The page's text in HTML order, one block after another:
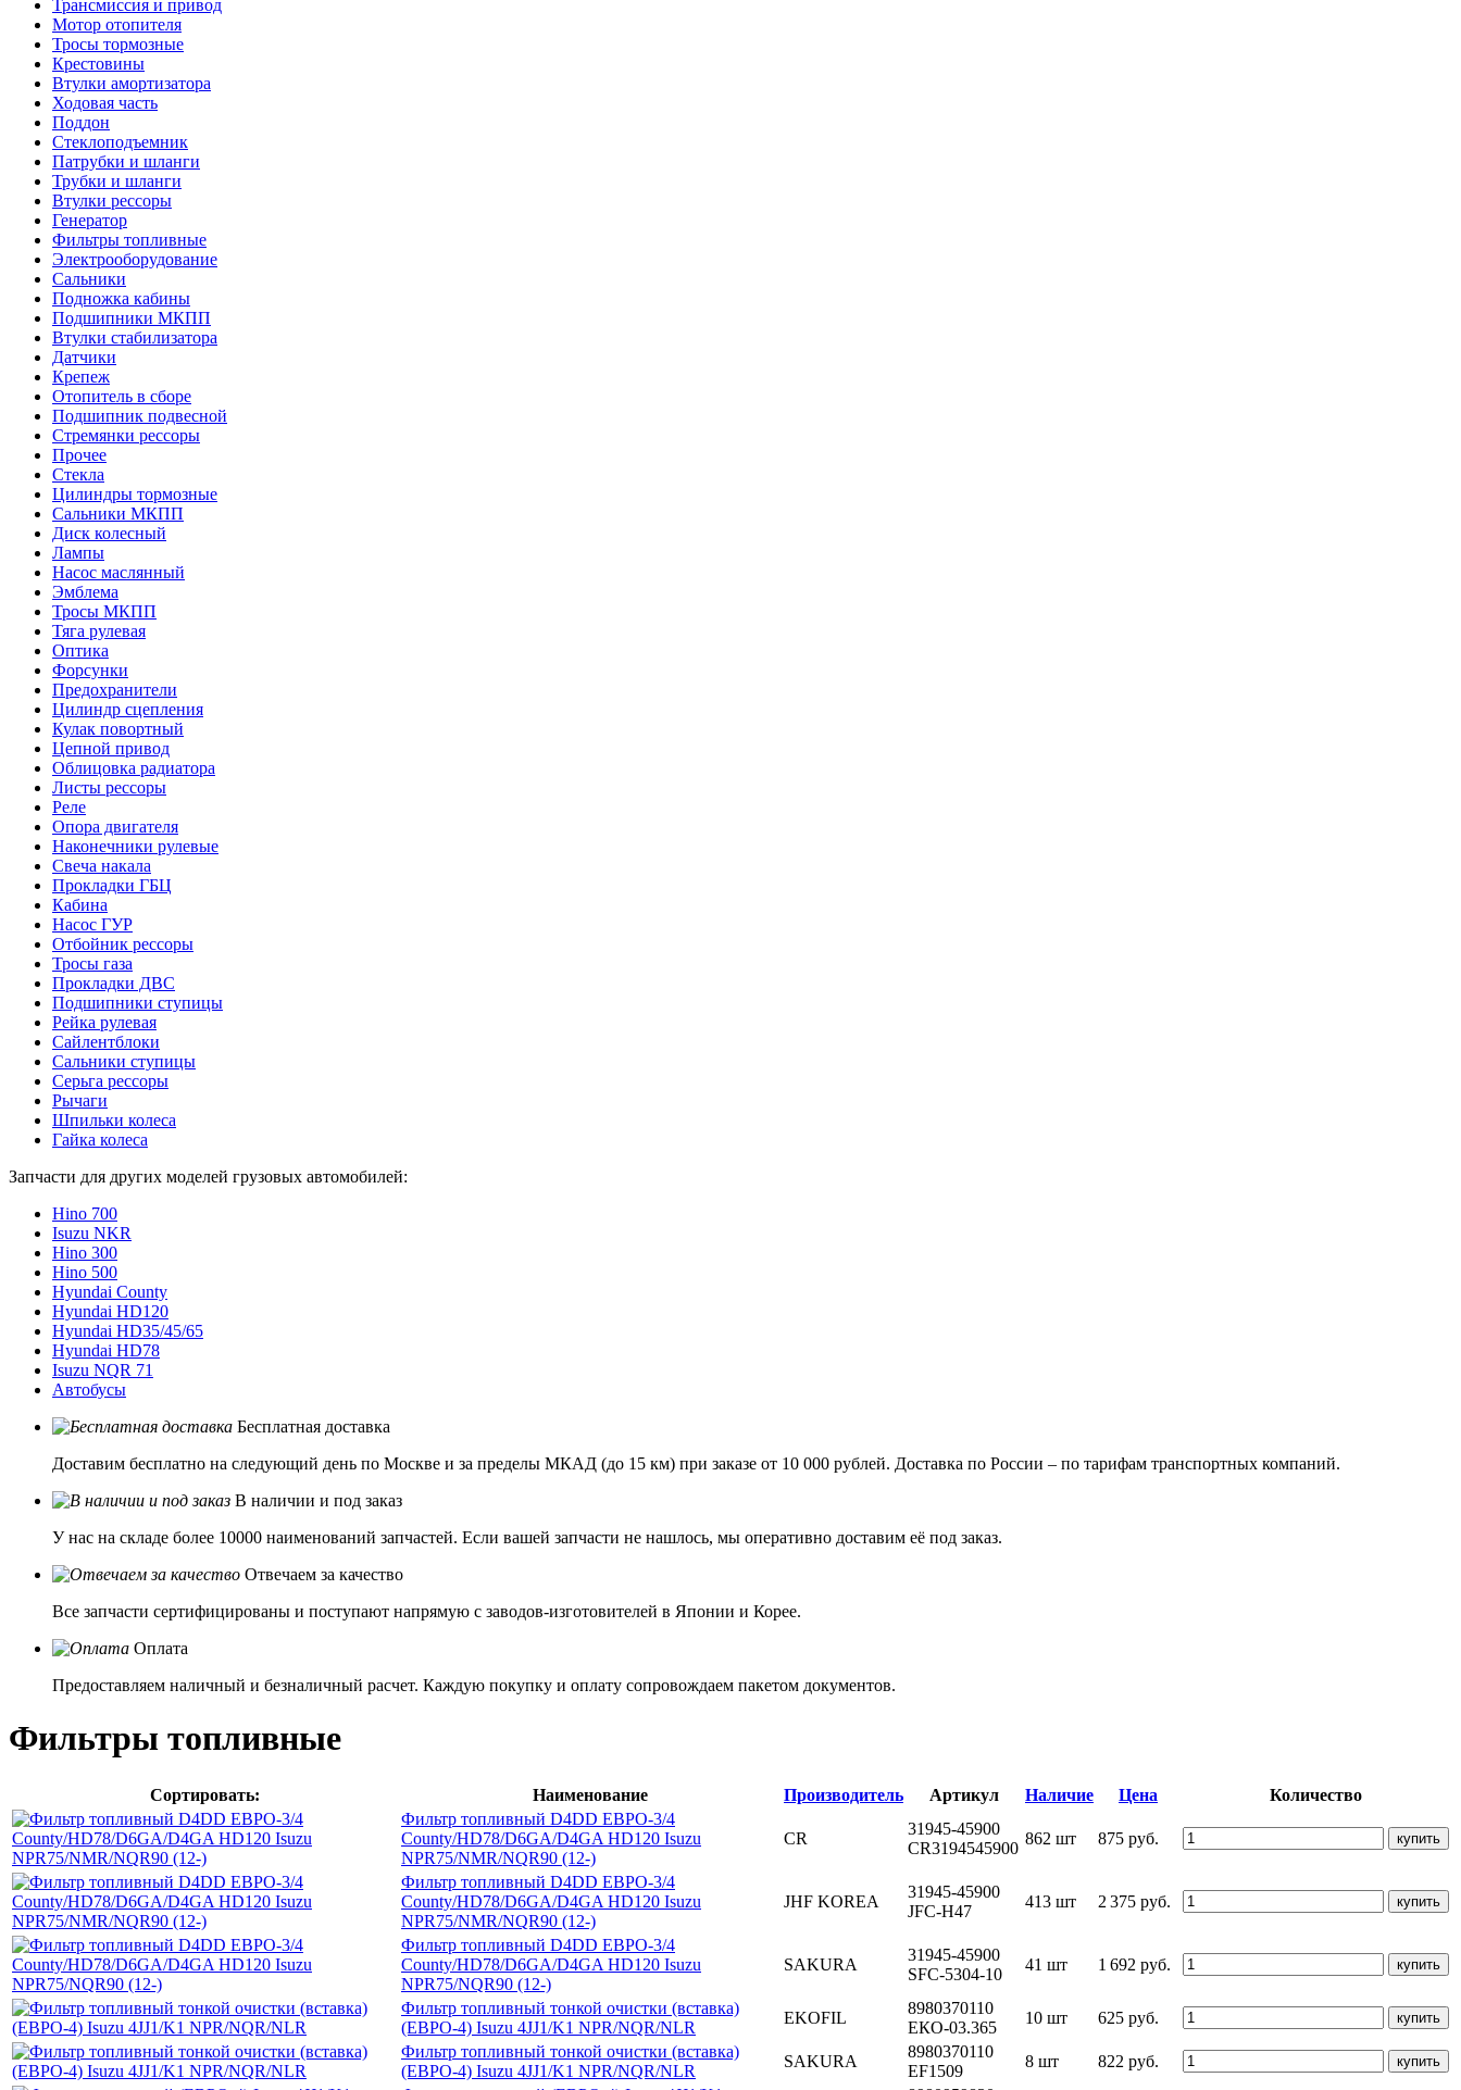
Трансмиссия и привод
Мотор отопителя
Тросы тормозные
Крестовины
Втулки амортизатора
Ходовая часть
Поддон
Стеклоподъемник
Патрубки и шланги
Трубки и шланги
Втулки рессоры
Генератор
Фильтры топливные
Электрооборудование
Сальники
Подножка кабины
Подшипники МКПП
Втулки стабилизатора
Датчики
Крепеж
Отопитель в сборе
Подшипник подвесной
Стремянки рессоры
Прочее
Стекла
Цилиндры тормозные
Сальники МКПП
Диск колесный
Лампы
Насос маслянный
Эмблема
Тросы МКПП
Тяга рулевая
Оптика
Форсунки
Предохранители
Цилиндр сцепления
Кулак повортный
Цепной привод
Облицовка радиатора
Листы рессоры
Реле
Опора двигателя
Наконечники рулевые
Свеча накала
Прокладки ГБЦ
Кабина
Насос ГУР
Отбойник рессоры
Тросы газа
Прокладки ДВС
Подшипники ступицы
Рейка рулевая
Сайлентблоки
Сальники ступицы
Серьга рессоры
Рычаги
Шпильки колеса
Гайка колеса
Запчасти для других моделей грузовых автомобилей:
Hino 700
Isuzu NKR
Hino 300
Hino 500
Hyundai County
Hyundai HD120
Hyundai HD35/45/65
Hyundai HD78
Isuzu NQR 71
Автобусы
Бесплатная доставка
Доставим бесплатно на следующий день по Москве и за пределы МКАД (до 15 км) при заказе от 10 000 рублей. Доставка по России – по тарифам транспортных компаний.
В наличии и под заказ
У нас на складе более 10000 наименований запчастей. Если вашей запчасти не нашлось, мы оперативно доставим её под заказ.
Отвечаем за качество
Все запчасти сертифицированы и поступают напрямую с заводов-изготовителей в Японии и Корее.
Оплата
Предоставляем наличный и безналичный расчет. Каждую покупку и оплату сопровождаем пакетом документов.
Фильтры топливные
Сортировать: Наименование Производитель Артикул Наличие Цена
Количество
Фильтр топливный D4DD ЕВРО-3/4
County/HD78/D6GA/D4GA HD120 Isuzu
NPR75/NMR/NQR90 (12-)
CR
31945-45900
CR3194545900
862 шт 875 руб. купить
Фильтр топливный D4DD ЕВРО-3/4
County/HD78/D6GA/D4GA HD120 Isuzu
NPR75/NMR/NQR90 (12-)
JHF KOREA
31945-45900
JFC-H47
413 шт 2 375 руб. купить
Фильтр топливный D4DD ЕВРО-3/4
County/HD78/D6GA/D4GA HD120 Isuzu
NPR75/NQR90 (12-)
SAKURA
31945-45900
SFC-5304-10
41 шт 1 692 руб. купить
Фильтр топливный тонкой очистки (вставка)
(ЕВРО-4) Isuzu 4JJ1/K1 NPR/NQR/NLR
EKOFIL
8980370110
ЕКО-03.365
10 шт 625 руб. купить
Фильтр топливный тонкой очистки (вставка)
(ЕВРО-4) Isuzu 4JJ1/K1 NPR/NQR/NLR
SAKURA
8980370110
EF1509
8 шт 822 руб. купить